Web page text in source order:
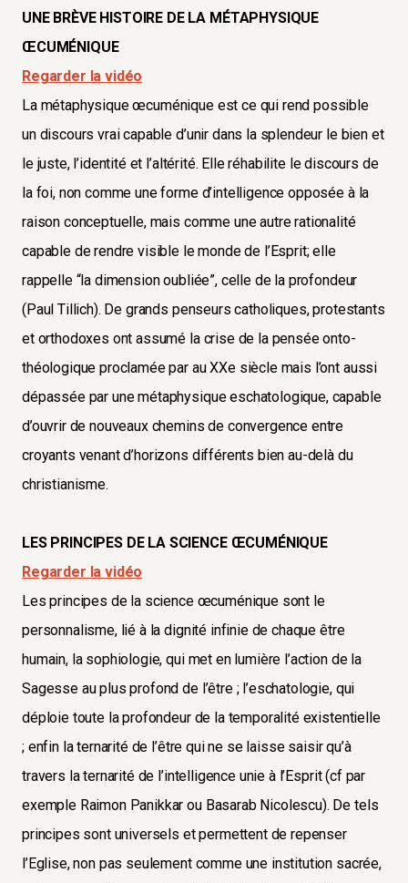
UNE BRÈVE HISTOIRE DE LA MÉTAPHYSIQUE
ŒCUMÉNIQUE
Regarder la vidéo
La métaphysique œcuménique est ce qui rend possible
un discours vrai capable d’unir dans la splendeur le bien et
le juste, l’identité et l’altérité. Elle réhabilite le discours de
la foi, non comme une forme d’intelligence opposée à la
raison conceptuelle, mais comme une autre rationalité
capable de rendre visible le monde de l’Esprit; elle
rappelle “la dimension oubliée”, celle de la profondeur
(Paul Tillich). De grands penseurs catholiques, protestants
et orthodoxes ont assumé la crise de la pensée onto-
théologique proclamée par au XXe siècle mais l’ont aussi
dépassée par une métaphysique eschatologique, capable
d’ouvrir de nouveaux chemins de convergence entre
croyants venant d’horizons différents bien au-delà du
christianisme.
LES PRINCIPES DE LA SCIENCE ŒCUMÉNIQUE
Regarder la vidéo
Les principes de la science œcuménique sont le
personnalisme, lié à la dignité infinie de chaque être
humain, la sophiologie, qui met en lumière l’action de la
Sagesse au plus profond de l’être ; l’eschatologie, qui
déploie toute la profondeur de la temporalité existentielle
; enfin la ternarité de l’être qui ne se laisse saisir qu’à
travers la ternarité de l’intelligence unie à l’Esprit (cf par
exemple Raimon Panikkar ou Basarab Nicolescu). De tels
principes sont universels et permettent de repenser
l’Eglise, non pas seulement comme une institution sacrée,